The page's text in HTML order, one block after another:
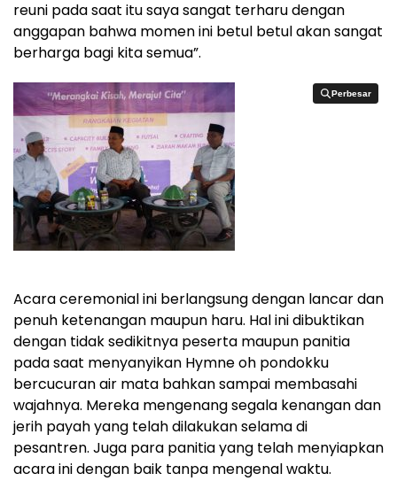
reuni pada saat itu saya sangat terharu dengan
anggapan bahwa momen ini betul betul akan sangat
berharga bagi kita semua”.
Perbesar
Perbesar
Acara ceremonial ini berlangsung dengan lancar dan
penuh ketenangan maupun haru. Hal ini dibuktikan
dengan tidak sedikitnya peserta maupun panitia
pada saat menyanyikan Hymne oh pondokku
bercucuran air mata bahkan sampai membasahi
wajahnya. Mereka mengenang segala kenangan dan
jerih payah yang telah dilakukan selama di
pesantren. Juga para panitia yang telah menyiapkan
acara ini dengan baik tanpa mengenal waktu.